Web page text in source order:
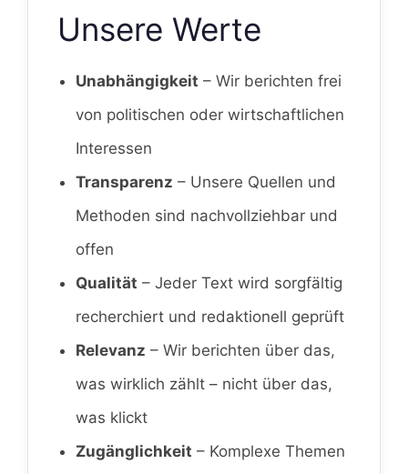
Unsere Werte
Unabhängigkeit – Wir berichten frei
von politischen oder wirtschaftlichen
Interessen
Transparenz – Unsere Quellen und
Methoden sind nachvollziehbar und
offen
Qualität – Jeder Text wird sorgfältig
recherchiert und redaktionell geprüft
Relevanz – Wir berichten über das,
was wirklich zählt – nicht über das,
was klickt
Zugänglichkeit – Komplexe Themen